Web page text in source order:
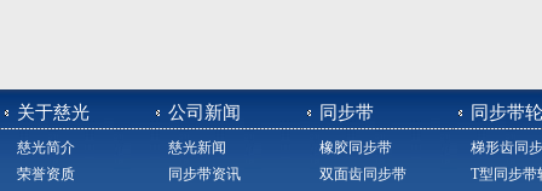
关于慈光
慈光简介
荣誉资质
公司新闻
慈光新闻
同步带资讯
同步带
橡胶同步带
双面齿同步带
同步带轮
梯形齿同
T型同步带